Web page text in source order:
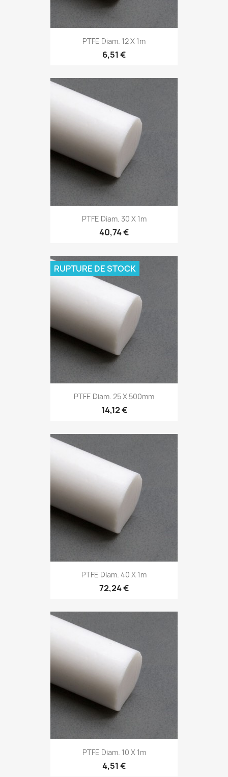
PTFE Diam. 12 X 1m
6,51 €
PTFE Diam. 30 X 1m
40,74 €
PTFE Diam. 25 X 500mm
14,12 €
RUPTURE DE STOCK
PTFE Diam. 40 X 1m
72,24 €
PTFE Diam. 10 X 1m
4,51 €